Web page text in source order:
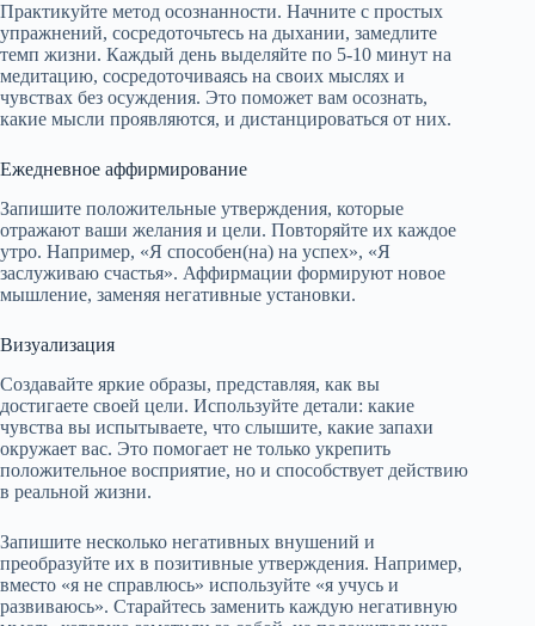
Практикуйте метод осознанности. Начните с простых
упражнений, сосредоточьтесь на дыхании, замедлите
темп жизни. Каждый день выделяйте по 5-10 минут на
медитацию, сосредоточиваясь на своих мыслях и
чувствах без осуждения. Это поможет вам осознать,
какие мысли проявляются, и дистанцироваться от них.
Ежедневное аффирмирование
Запишите положительные утверждения, которые
отражают ваши желания и цели. Повторяйте их каждое
утро. Например, «Я способен(на) на успех», «Я
заслуживаю счастья». Аффирмации формируют новое
мышление, заменяя негативные установки.
Визуализация
Создавайте яркие образы, представляя, как вы
достигаете своей цели. Используйте детали: какие
чувства вы испытываете, что слышите, какие запахи
окружает вас. Это помогает не только укрепить
положительное восприятие, но и способствует действию
в реальной жизни.
Запишите несколько негативных внушений и
преобразуйте их в позитивные утверждения. Например,
вместо «я не справлюсь» используйте «я учусь и
развиваюсь». Старайтесь заменить каждую негативную